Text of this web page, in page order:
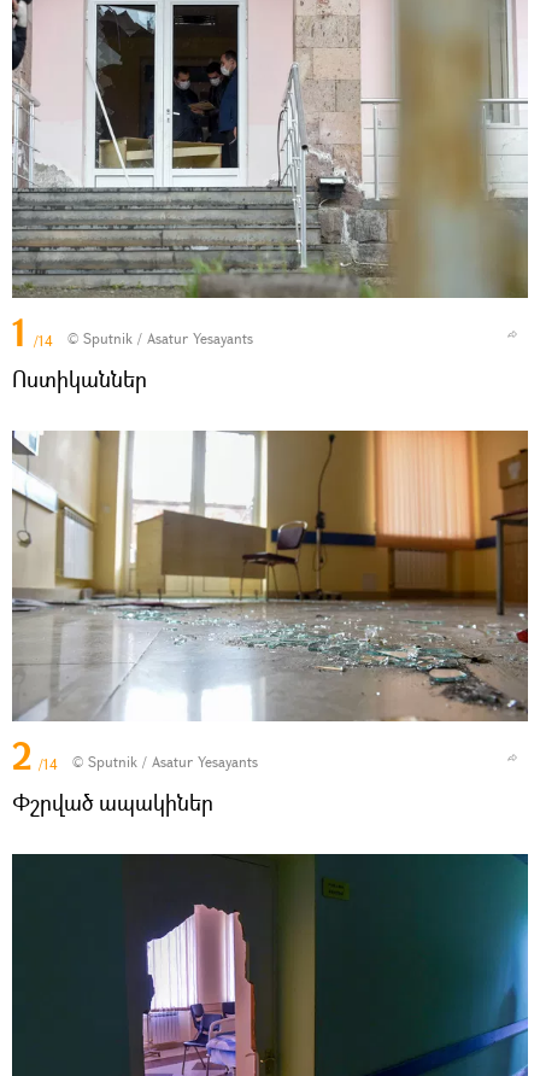
1 /14 © Sputnik / Asatur Yesayants
Ոստիկաններ
2 /14 © Sputnik / Asatur Yesayants
Փշրված ապակիներ